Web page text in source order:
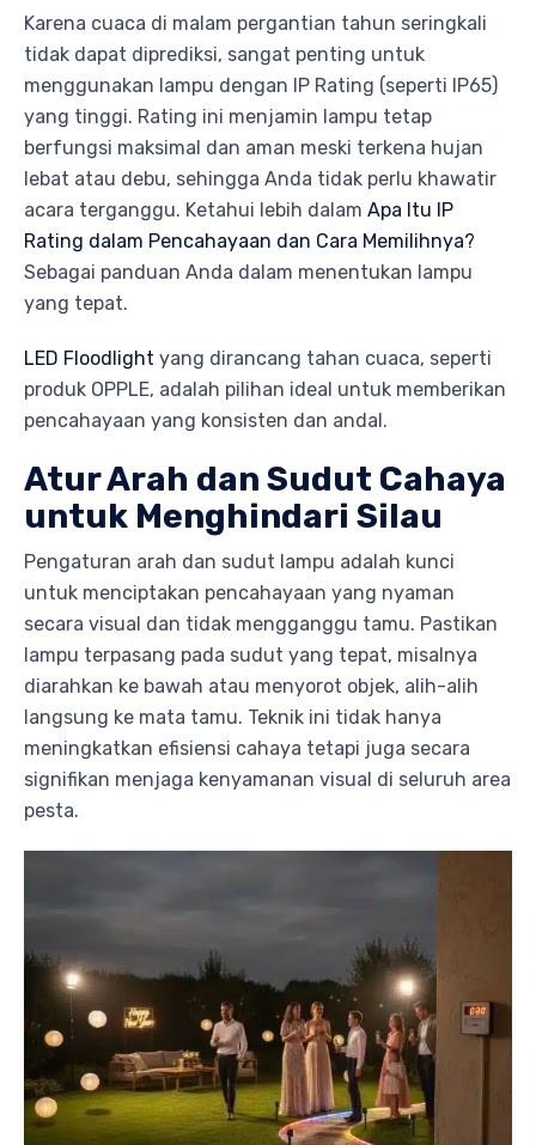
Karena cuaca di malam pergantian tahun seringkali
tidak dapat diprediksi, sangat penting untuk
menggunakan lampu dengan IP Rating (seperti IP65)
yang tinggi. Rating ini menjamin lampu tetap
berfungsi maksimal dan aman meski terkena hujan
lebat atau debu, sehingga Anda tidak perlu khawatir
acara terganggu. Ketahui lebih dalam Apa Itu IP
Rating dalam Pencahayaan dan Cara Memilihnya?
Sebagai panduan Anda dalam menentukan lampu
yang tepat.
LED Floodlight yang dirancang tahan cuaca, seperti
produk OPPLE, adalah pilihan ideal untuk memberikan
pencahayaan yang konsisten dan andal.
Atur Arah dan Sudut Cahaya
untuk Menghindari Silau
Pengaturan arah dan sudut lampu adalah kunci
untuk menciptakan pencahayaan yang nyaman
secara visual dan tidak mengganggu tamu. Pastikan
lampu terpasang pada sudut yang tepat, misalnya
diarahkan ke bawah atau menyorot objek, alih-alih
langsung ke mata tamu. Teknik ini tidak hanya
meningkatkan efisiensi cahaya tetapi juga secara
signifikan menjaga kenyamanan visual di seluruh area
pesta.